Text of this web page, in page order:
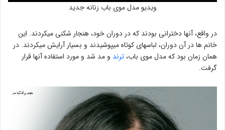
ویدیو مدل موی باب زنانه جدید
در واقع، آنها دخترانی بودند که در دوران خود، هنجار شکنی میکردند. این
خانم ها در آن دوران، لباسهای کوتاه میپوشیدند و بسیار آرایش میکردند. در
همان زمان بود که مدل موی باب،ترند و مد شد و مورد استفاده آنها قرار
گرفت.